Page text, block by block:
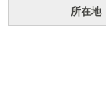
所在地